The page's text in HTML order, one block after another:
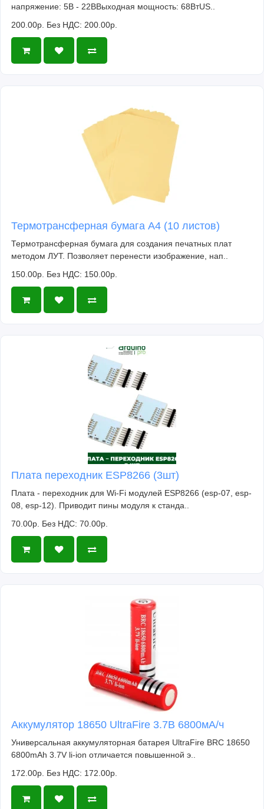
напряжение: 5В - 22ВВыходная мощность: 68ВтUS..
200.00р. Без НДС: 200.00р.
Термотрансферная бумага А4 (10 листов)
Термотрансферная бумага для создания печатных плат
методом ЛУТ. Позволяет перенести изображение, нап..
150.00р. Без НДС: 150.00р.
Плата переходник ESP8266 (3шт)
Плата - переходник для Wi-Fi модулей ESP8266 (esp-07, esp-
08, esp-12). Приводит пины модуля к станда..
70.00р. Без НДС: 70.00р.
Аккумулятор 18650 UltraFire 3.7В 6800мА/ч
Универсальная аккумуляторная батарея UltraFire BRC 18650
6800mAh 3.7V li-ion отличается повышенной э..
172.00р. Без НДС: 172.00р.